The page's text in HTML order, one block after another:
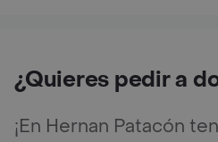
¿Quieres pedir a
¡En Hernan Patacón